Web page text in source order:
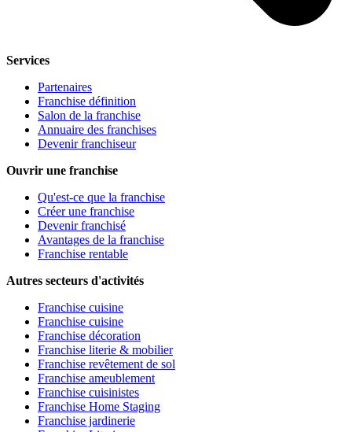
Services
Partenaires
Franchise définition
Salon de la franchise
Annuaire des franchises
Devenir franchiseur
Ouvrir une franchise
Qu'est-ce que la franchise
Créer une franchise
Devenir franchisé
Avantages de la franchise
Franchise rentable
Autres secteurs d'activités
Franchise cuisine
Franchise cuisine
Franchise décoration
Franchise literie & mobilier
Franchise revêtement de sol
Franchise ameublement
Franchise cuisinistes
Franchise Home Staging
Franchise jardinerie